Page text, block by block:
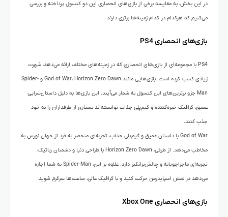
در این بخش، به مقایسه برخی از بازی‌های انحصاری این دو کنسول پرداخته و بررسی
می‌کنیم که هرکدام در کدام زمینه‌ها برتری دارند.
بازی‌های انحصاری PS4
PS4 با مجموعه‌ای از بازی‌های انحصاری که در زمینه‌های مختلف ارائه می‌دهد، شهرت
زیادی کسب کرده است. بازی‌هایی مانند God of War، Horizon Zero Dawn و Spider-
Man جزو برترین‌های این کنسول به شمار می‌آیند. این بازی‌ها به دلیل داستان‌سرایی
عمیق، گرافیک خیره‌کننده و گیم‌پلی جذاب توانسته‌اند بسیاری از طرفداران را به خود
جذب کنند.
God of War با داستان عمیق و گیم‌پلی جذاب، تجربه‌ای منحصر به فرد از جهان نورس به
مخاطب می‌دهد. از طرفی، Horizon Zero Dawn با طراحی دنیا و دشمنان رباتیک،
تجربه‌ای ماجراجویانه و چالش‌برانگیز دارد. علاوه بر این، Spider-Man به شما اجازه
می‌دهد در نقش اسپایدرمن حرکت کنید و با گرافیک عالی، ساعت‌ها سرگرم شوید.
بازی‌های انحصاری Xbox One